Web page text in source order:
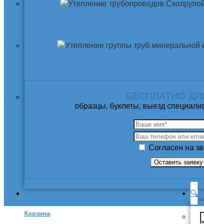
образцы, буклеты, выезд
Согласен на
Корзина
🔍